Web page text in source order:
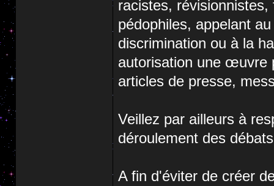
racistes, révisionnistes,
pédophiles, appelant
discrimination ou à la
autorisation une œuvre
articles de presse,
Veillez par ailleurs à
déroulement des
A fin d'éviter de créer